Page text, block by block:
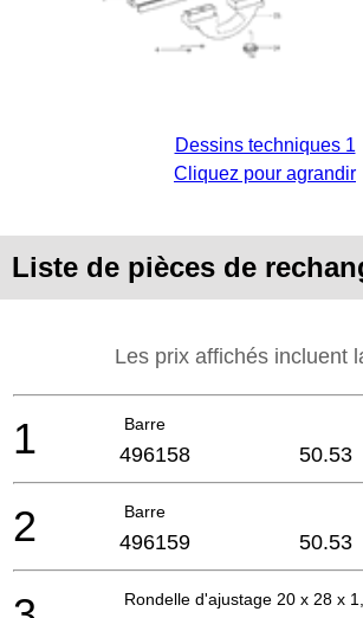
Dessins techniques 1
Cliquez pour agrandir
Liste de pièces de
Les prix affichés incluent
Barre
1 496158 50.53
Barre
2 496159 50.53
Rondelle d'ajustage 20 x 28 x